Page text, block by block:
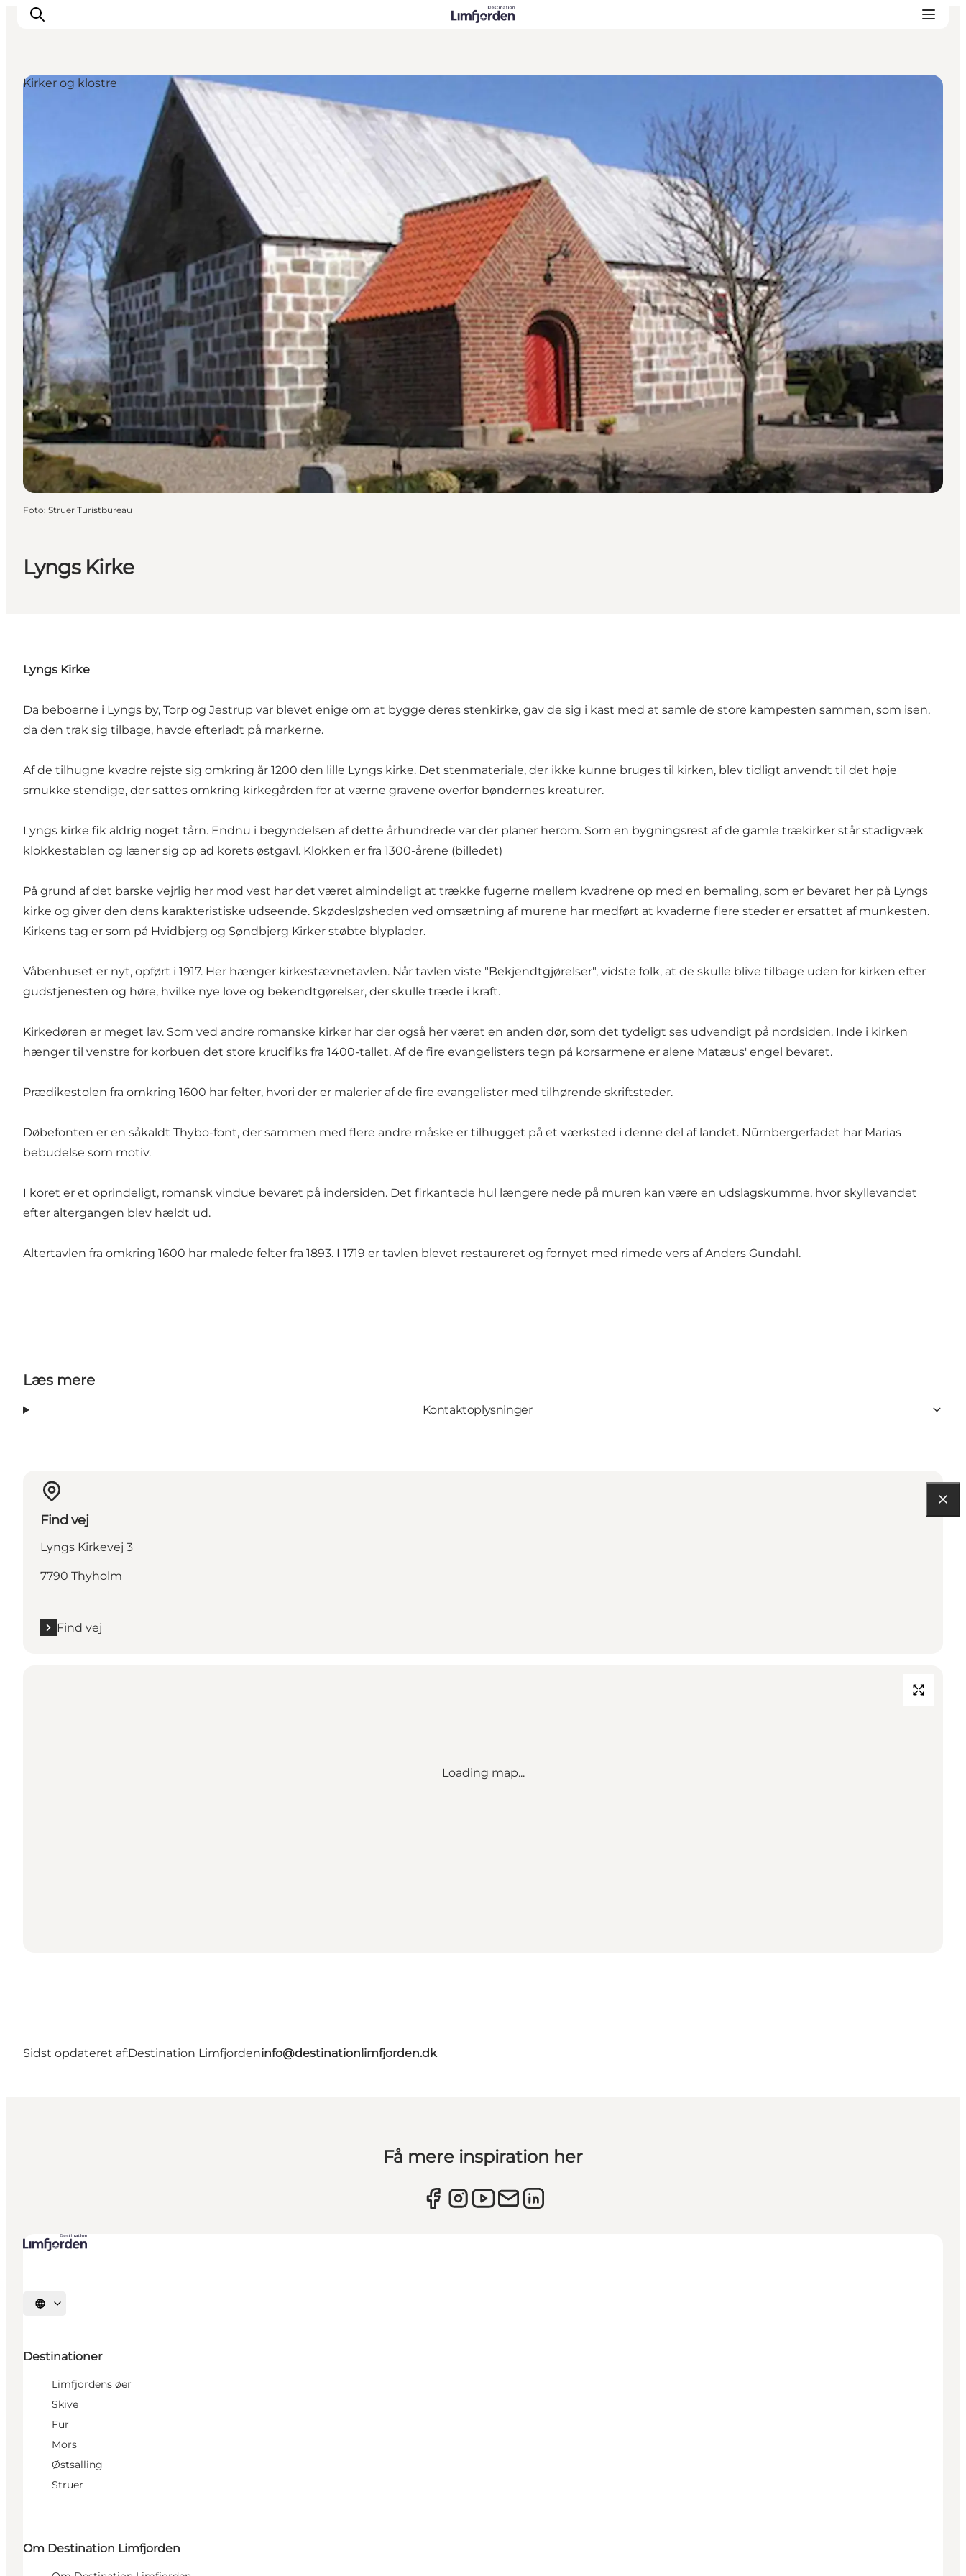
Lyngs Kirke
Kirker og klostre
Foto: Struer Turistbureau
Lyngs Kirke
Da beboerne i Lyngs by, Torp og Jestrup var blevet enige om at bygge deres stenkirke, gav de sig i kast med at samle de store kampesten sammen, som isen,
da den trak sig tilbage, havde efterladt på markerne.
Af de tilhugne kvadre rejste sig omkring år 1200 den lille Lyngs kirke. Det stenmateriale, der ikke kunne bruges til kirken, blev tidligt anvendt til det høje
smukke stendige, der sattes omkring kirkegården for at værne gravene overfor bøndernes kreaturer.
Lyngs kirke fik aldrig noget tårn. Endnu i begyndelsen af dette århundrede var der planer herom. Som en bygningsrest af de gamle trækirker står stadigvæk
klokkestablen og læner sig op ad korets østgavl. Klokken er fra 1300-årene (billedet)
På grund af det barske vejrlig her mod vest har det været almindeligt at trække fugerne mellem kvadrene op med en bemaling, som er bevaret her på Lyngs
kirke og giver den dens karakteristiske udseende. Skødesløsheden ved omsætning af murene har medført at kvaderne flere steder er ersattet af munkesten.
Kirkens tag er som på Hvidbjerg og Søndbjerg Kirker støbte blyplader.
Våbenhuset er nyt, opført i 1917. Her hænger kirkestævnetavlen. Når tavlen viste "Bekjendtgjørelser", vidste folk, at de skulle blive tilbage uden for kirken efter
gudstjenesten og høre, hvilke nye love og bekendtgørelser, der skulle træde i kraft.
Kirkedøren er meget lav. Som ved andre romanske kirker har der også her været en anden dør, som det tydeligt ses udvendigt på nordsiden. Inde i kirken
hænger til venstre for korbuen det store krucifiks fra 1400-tallet. Af de fire evangelisters tegn på korsarmene er alene Matæus' engel bevaret.
Prædikestolen fra omkring 1600 har felter, hvori der er malerier af de fire evangelister med tilhørende skriftsteder.
Døbefonten er en såkaldt Thybo-font, der sammen med flere andre måske er tilhugget på et værksted i denne del af landet. Nürnbergerfadet har Marias
bebudelse som motiv.
I koret er et oprindeligt, romansk vindue bevaret på indersiden. Det firkantede hul længere nede på muren kan være en udslagskumme, hvor skyllevandet
efter altergangen blev hældt ud.
Altertavlen fra omkring 1600 har malede felter fra 1893. I 1719 er tavlen blevet restaureret og fornyet med rimede vers af Anders Gundahl.
Læs mere
Kontaktoplysninger
Find vej
Lyngs Kirkevej 3
7790 Thyholm
Find vej
Loading map...
Sidst opdateret af:Destination Limfjordeninfo@destinationlimfjorden.dk
Få mere inspiration her
Vælg sprog
Destinationer
Limfjordens øer
Skive
Fur
Mors
Østsalling
Struer
Om Destination Limfjorden